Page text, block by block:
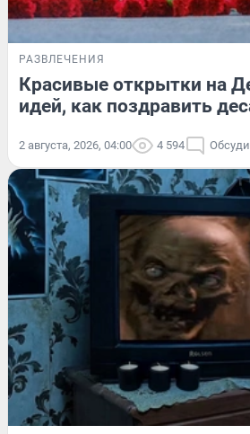
РАЗВЛЕЧЕНИЯ
Красивые открытки на
идей, как поздравить
2 августа, 2026, 04:00 4 594